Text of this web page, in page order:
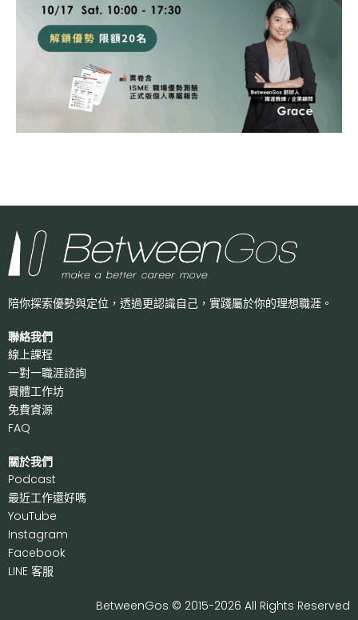
陪你探索優勢與定位，透過更認識自己， 實踐屬於你的理想職涯。
聯絡我們
線上課程
一對一職涯諮詢
實體工作坊
免費資源
FAQ
關於我們
Podcast
最近工作還好嗎
YouTube
Instagram
Facebook
LINE 客服
BetweenGos © 2015-2026 All Rights Reserved